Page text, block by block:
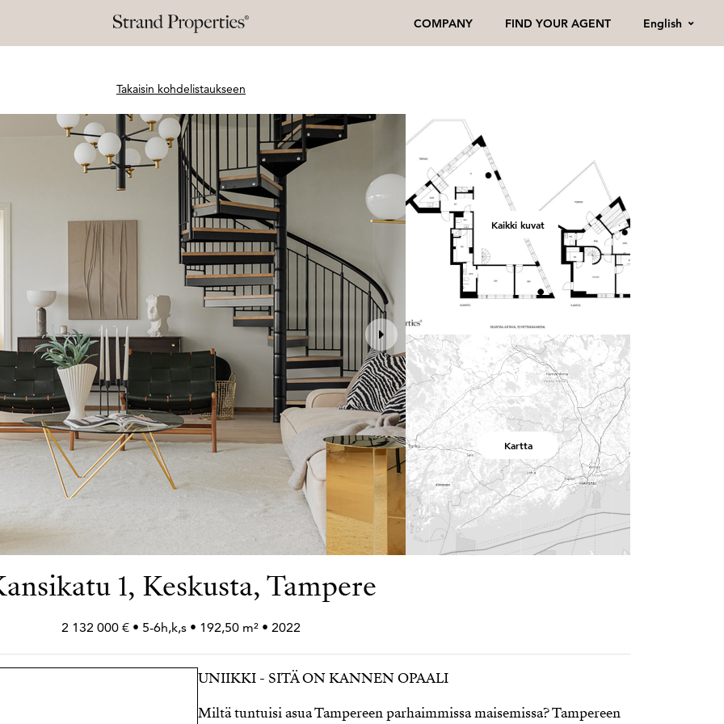
COMPANY FIND YOUR AGENT English
Takaisin kohdelistaukseen
Kaikki kuvat
Kartta
1, Keskusta, Tampere
2 132 000 € • 5-6h,k,s • 192,50 m² • 2022
UNIIKKI - SITÄ ON KANNEN OPAALI
Miltä tuntuisi asua Tampereen parhaimmissa maisemissa? Tampereen